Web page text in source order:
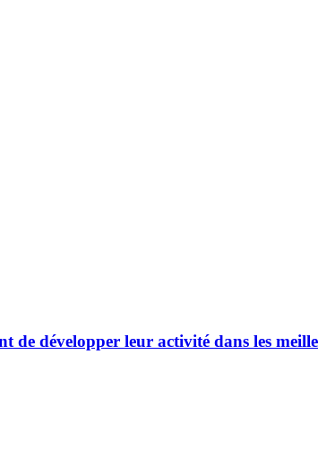
développer leur activité dans les